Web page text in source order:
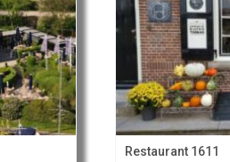
Restaurant 1611